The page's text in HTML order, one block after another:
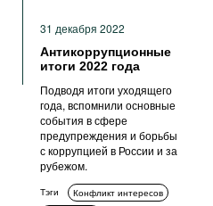
31 декабря 2022
Антикоррупционные
итоги 2022 года
Подводя итоги уходящего
года, вспомнили основные
события в сфере
предупреждения и борьбы
с коррупцией в России и за
рубежом.
Тэги
Конфликт интересов